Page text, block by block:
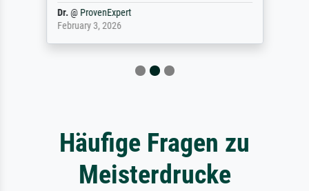
Dr.@ ProvenExpert
February 3, 2026
Häufige Fragen zu
Meisterdrucke